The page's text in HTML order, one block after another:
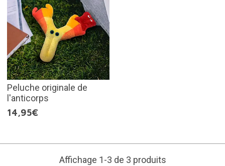
Peluche originale de
l'anticorps
14,95€
Affichage 1-3 de 3 produits